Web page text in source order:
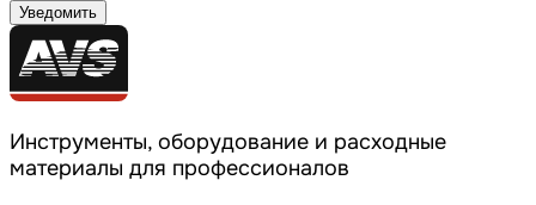
Уведомить
Инструменты, оборудование и расходные
материалы для профессионалов